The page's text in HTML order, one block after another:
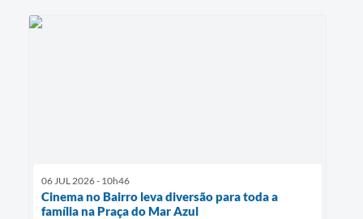
06 JUL 2026 - 10h46
Cinema no Bairro leva diversão para toda a
família na Praça do Mar Azul